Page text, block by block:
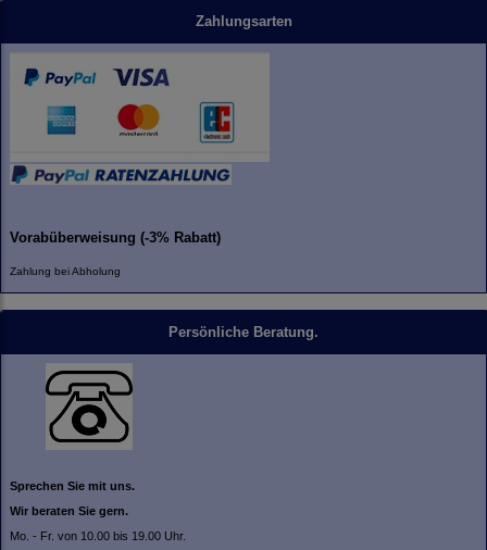
Zahlungsarten
Vorabüberweisung (-3% Rabatt)
Zahlung bei Abholung
Persönliche Beratung.
Sprechen Sie mit uns.
Wir beraten Sie gern.
Mo. - Fr. von 10.00 bis 19.00 Uhr.